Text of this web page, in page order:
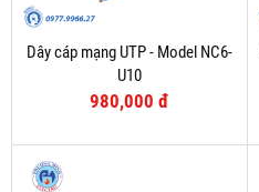
Dây cáp mạng UTP - Model NC6-
U10
980,000 đ